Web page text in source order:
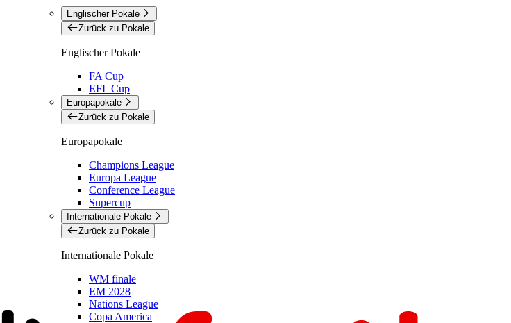
Englischer Pokale
Zurück zu Pokale
Englischer Pokale
FA Cup
EFL Cup
Europapokale
Zurück zu Pokale
Europapokale
Champions League
Europa League
Conference League
Supercup
Internationale Pokale
Zurück zu Pokale
Internationale Pokale
WM finale
EM 2028
Nations League
Copa America